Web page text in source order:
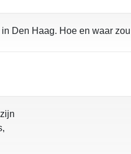
Den Haag. Hoe en waar